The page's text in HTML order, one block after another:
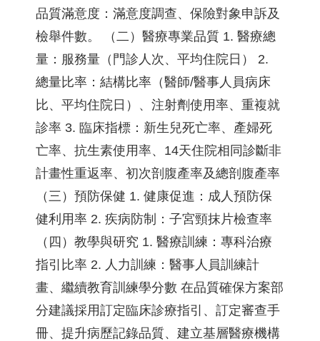
品質滿意度：滿意度調查、保險對象申訴及
檢舉件數。 （二）醫療專業品質 1. 醫療總
量：服務量（門診人次、平均住院日） 2.
總量比率：結構比率（醫師/醫事人員病床
比、平均住院日）、注射劑使用率、重複就
診率 3. 臨床指標：新生兒死亡率、產婦死
亡率、抗生素使用率、14天住院相同診斷非
計畫性重返率、初次剖腹產率及總剖腹產率
（三）預防保健 1. 健康促進：成人預防保
健利用率 2. 疾病防制：子宮頸抹片檢查率
（四）教學與研究 1. 醫療訓練：專科治療
指引比率 2. 人力訓練：醫事人員訓練計
畫、繼續教育訓練學分數 在品質確保方案部
分建議採用訂定臨床診療指引、訂定審查手
冊、提升病歷記錄品質、建立基層醫療機構